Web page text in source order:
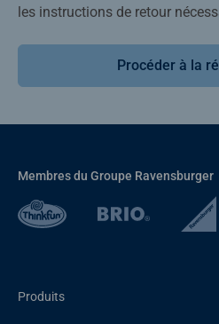
les instructions de retour
Procéder à la
Membres du Groupe Ravensburger
Produits